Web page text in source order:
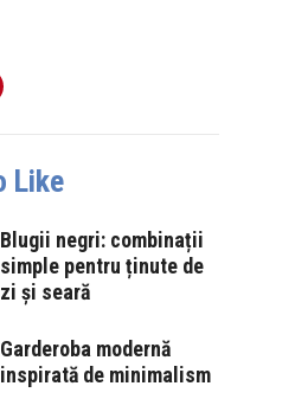
Like
Blugii negri: combinații
simple pentru ținute de
zi și seară
Garderoba modernă
inspirată de minimalism